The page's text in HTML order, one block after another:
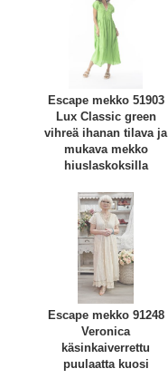
Escape mekko 51903
Lux Classic green
vihreä ihanan tilava ja
mukava mekko
hiuslaskoksilla
Escape mekko 91248
Veronica
käsinkaiverrettu
puulaatta kuosi